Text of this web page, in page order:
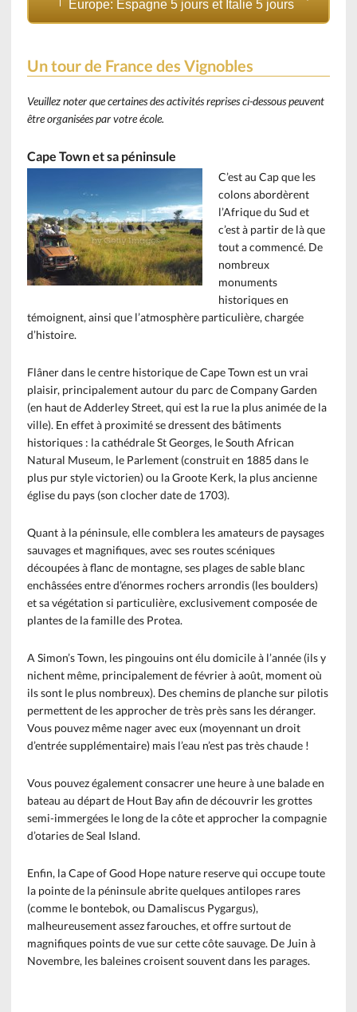
Europe: Espagne 5 jours et Italie 5 jours
Un tour de France des Vignobles
Veuillez noter que certaines des activités reprises ci-dessous peuvent
être organisées par votre école.
Cape Town et sa péninsule
C’est au Cap que les
colons abordèrent
l’Afrique du Sud et
c’est à partir de là que
tout a commencé. De
nombreux
monuments
historiques en
témoignent, ainsi que l’atmosphère particulière, chargée
d’histoire.
Flâner dans le centre historique de Cape Town est un vrai
plaisir, principalement autour du parc de Company Garden
(en haut de Adderley Street, qui est la rue la plus animée de la
ville). En effet à proximité se dressent des bâtiments
historiques : la cathédrale St Georges, le South African
Natural Museum, le Parlement (construit en 1885 dans le
plus pur style victorien) ou la Groote Kerk, la plus ancienne
église du pays (son clocher date de 1703).
Quant à la péninsule, elle comblera les amateurs de paysages
sauvages et magnifiques, avec ses routes scéniques
découpées à flanc de montagne, ses plages de sable blanc
enchâssées entre d’énormes rochers arrondis (les boulders)
et sa végétation si particulière, exclusivement composée de
plantes de la famille des Protea.
A Simon’s Town, les pingouins ont élu domicile à l’année (ils y
nichent même, principalement de février à août, moment où
ils sont le plus nombreux). Des chemins de planche sur pilotis
permettent de les approcher de très près sans les déranger.
Vous pouvez même nager avec eux (moyennant un droit
d’entrée supplémentaire) mais l’eau n’est pas très chaude !
Vous pouvez également consacrer une heure à une balade en
bateau au départ de Hout Bay afin de découvrir les grottes
semi-immergées le long de la côte et approcher la compagnie
d’otaries de Seal Island.
Enfin, la Cape of Good Hope nature reserve qui occupe toute
la pointe de la péninsule abrite quelques antilopes rares
(comme le bontebok, ou Damaliscus Pygargus),
malheureusement assez farouches, et offre surtout de
magnifiques points de vue sur cette côte sauvage. De Juin à
Novembre, les baleines croisent souvent dans les parages.